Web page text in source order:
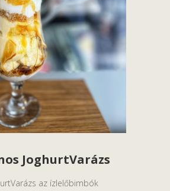
JoghurtVarázs
az ízlelőbimbók